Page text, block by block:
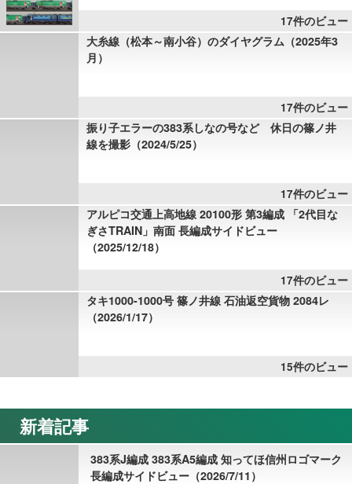
17件のビュー
大糸線（松本～南小谷）のダイヤグラム（2025年3
月）
17件のビュー
振り子エラーの383系しなの号など 休日の篠ノ井
線を撮影（2024/5/25）
17件のビュー
アルピコ交通上高地線 20100形 第3編成 「2代目な
ぎさTRAIN」南面 長編成サイドビュー
（2025/12/18）
17件のビュー
タキ1000-1000号 篠ノ井線 石油返空貨物 2084レ
（2026/1/17）
15件のビュー
新着記事
383系J編成 383系A5編成 知ってほ信州ロゴマーク
長編成サイドビュー（2026/7/11）